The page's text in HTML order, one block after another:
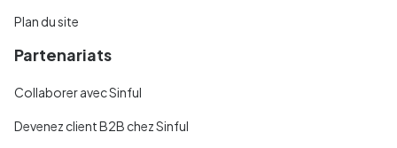
Plan du site
Partenariats
Collaborer avec Sinful
Devenez client B2B chez Sinful